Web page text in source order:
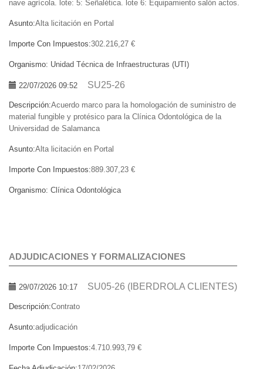
nave agrícola. lote: 5: Señalética. lote 6: Equipamiento salón actos.
Asunto:Alta licitación en Portal
Importe Con Impuestos:302.216,27 €
Organismo: Unidad Técnica de Infraestructuras (UTI)
22/07/2026 09:52 SU25-26
Descripción:Acuerdo marco para la homologación de suministro de
material fungible y protésico para la Clínica Odontológica de la
Universidad de Salamanca
Asunto:Alta licitación en Portal
Importe Con Impuestos:889.307,23 €
Organismo: Clínica Odontológica
ADJUDICACIONES Y FORMALIZACIONES
29/07/2026 10:17 SU05-26 (IBERDROLA CLIENTES)
Descripción:Contrato
Asunto:adjudicación
Importe Con Impuestos:4.710.993,79 €